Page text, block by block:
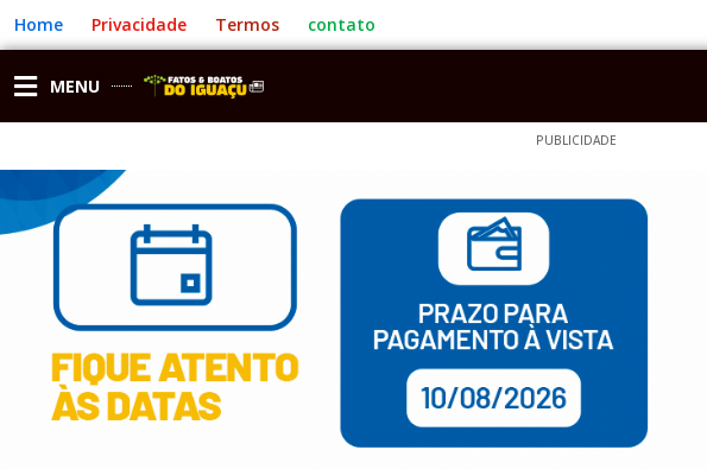
para
o
conteúdo
Home Privacidade Termos contato
MENU
PUBLICIDADE